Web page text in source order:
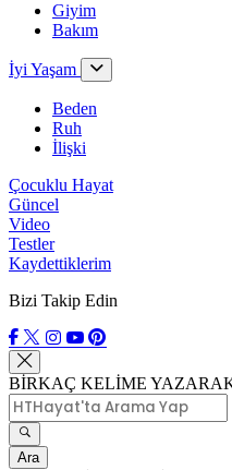
Giyim
Bakım
İyi Yaşam
Beden
Ruh
İlişki
Çocuklu Hayat
Güncel
Video
Testler
Kaydettiklerim
Bizi Takip Edin
BİRKAÇ KELİME
Ara